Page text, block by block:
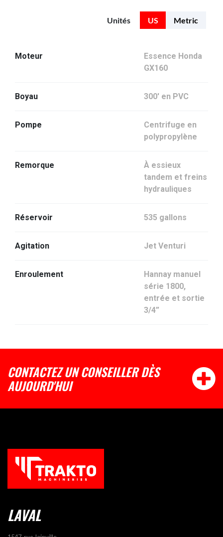
Unités US Metric
Moteur
Essence Honda
GX160
Boyau 300' en PVC
Pompe
Centrifuge en
polypropylène
Remorque
À essieux
tandem et freins
hydrauliques
Réservoir 535 gallons
Agitation Jet Venturi
Enroulement
Hannay manuel
série 1800,
entrée et sortie
3/4”
CONTACTEZ UN CONSEILLER DÈS
AUJOURD'HUI
LAVAL